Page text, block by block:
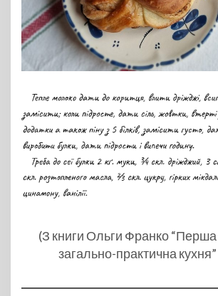
(З книги Ольги Франко “Перша
загально-практична